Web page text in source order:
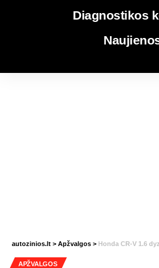
Diagnostikos
autozinios.lt > Apžvalgos > Honda CR-V 1.6 dyzelis
APŽVALGOS